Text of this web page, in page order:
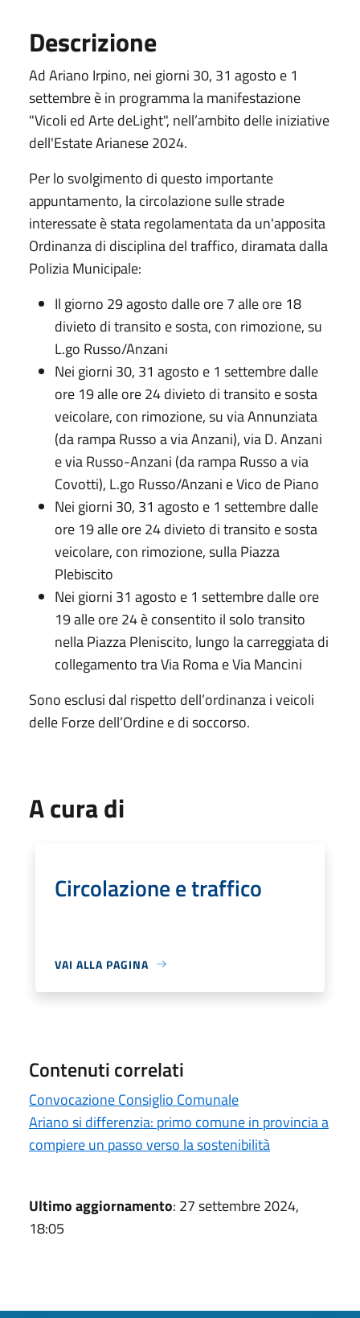
Descrizione
Ad Ariano Irpino, nei giorni 30, 31 agosto e 1
settembre è in programma la manifestazione
"Vicoli ed Arte deLight", nell’ambito delle iniziative
dell'Estate Arianese 2024.
Per lo svolgimento di questo importante
appuntamento, la circolazione sulle strade
interessate è stata regolamentata da un'apposita
Ordinanza di disciplina del traffico, diramata dalla
Polizia Municipale:
Il giorno 29 agosto dalle ore 7 alle ore 18
divieto di transito e sosta, con rimozione, su
L.go Russo/Anzani
Nei giorni 30, 31 agosto e 1 settembre dalle
ore 19 alle ore 24 divieto di transito e sosta
veicolare, con rimozione, su via Annunziata
(da rampa Russo a via Anzani), via D. Anzani
e via Russo-Anzani (da rampa Russo a via
Covotti), L.go Russo/Anzani e Vico de Piano
Nei giorni 30, 31 agosto e 1 settembre dalle
ore 19 alle ore 24 divieto di transito e sosta
veicolare, con rimozione, sulla Piazza
Plebiscito
Nei giorni 31 agosto e 1 settembre dalle ore
19 alle ore 24 è consentito il solo transito
nella Piazza Pleniscito, lungo la carreggiata di
collegamento tra Via Roma e Via Mancini
Sono esclusi dal rispetto dell’ordinanza i veicoli
delle Forze dell’Ordine e di soccorso.
A cura di
Circolazione e traffico
VAI ALLA PAGINA
Contenuti correlati
Convocazione Consiglio Comunale
Ariano si differenzia: primo comune in provincia a
compiere un passo verso la sostenibilità
Ultimo aggiornamento: 27 settembre 2024,
18:05